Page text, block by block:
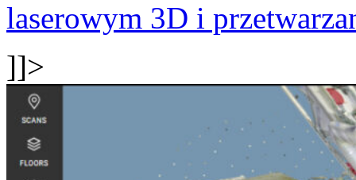
laserowym 3D i
]]>